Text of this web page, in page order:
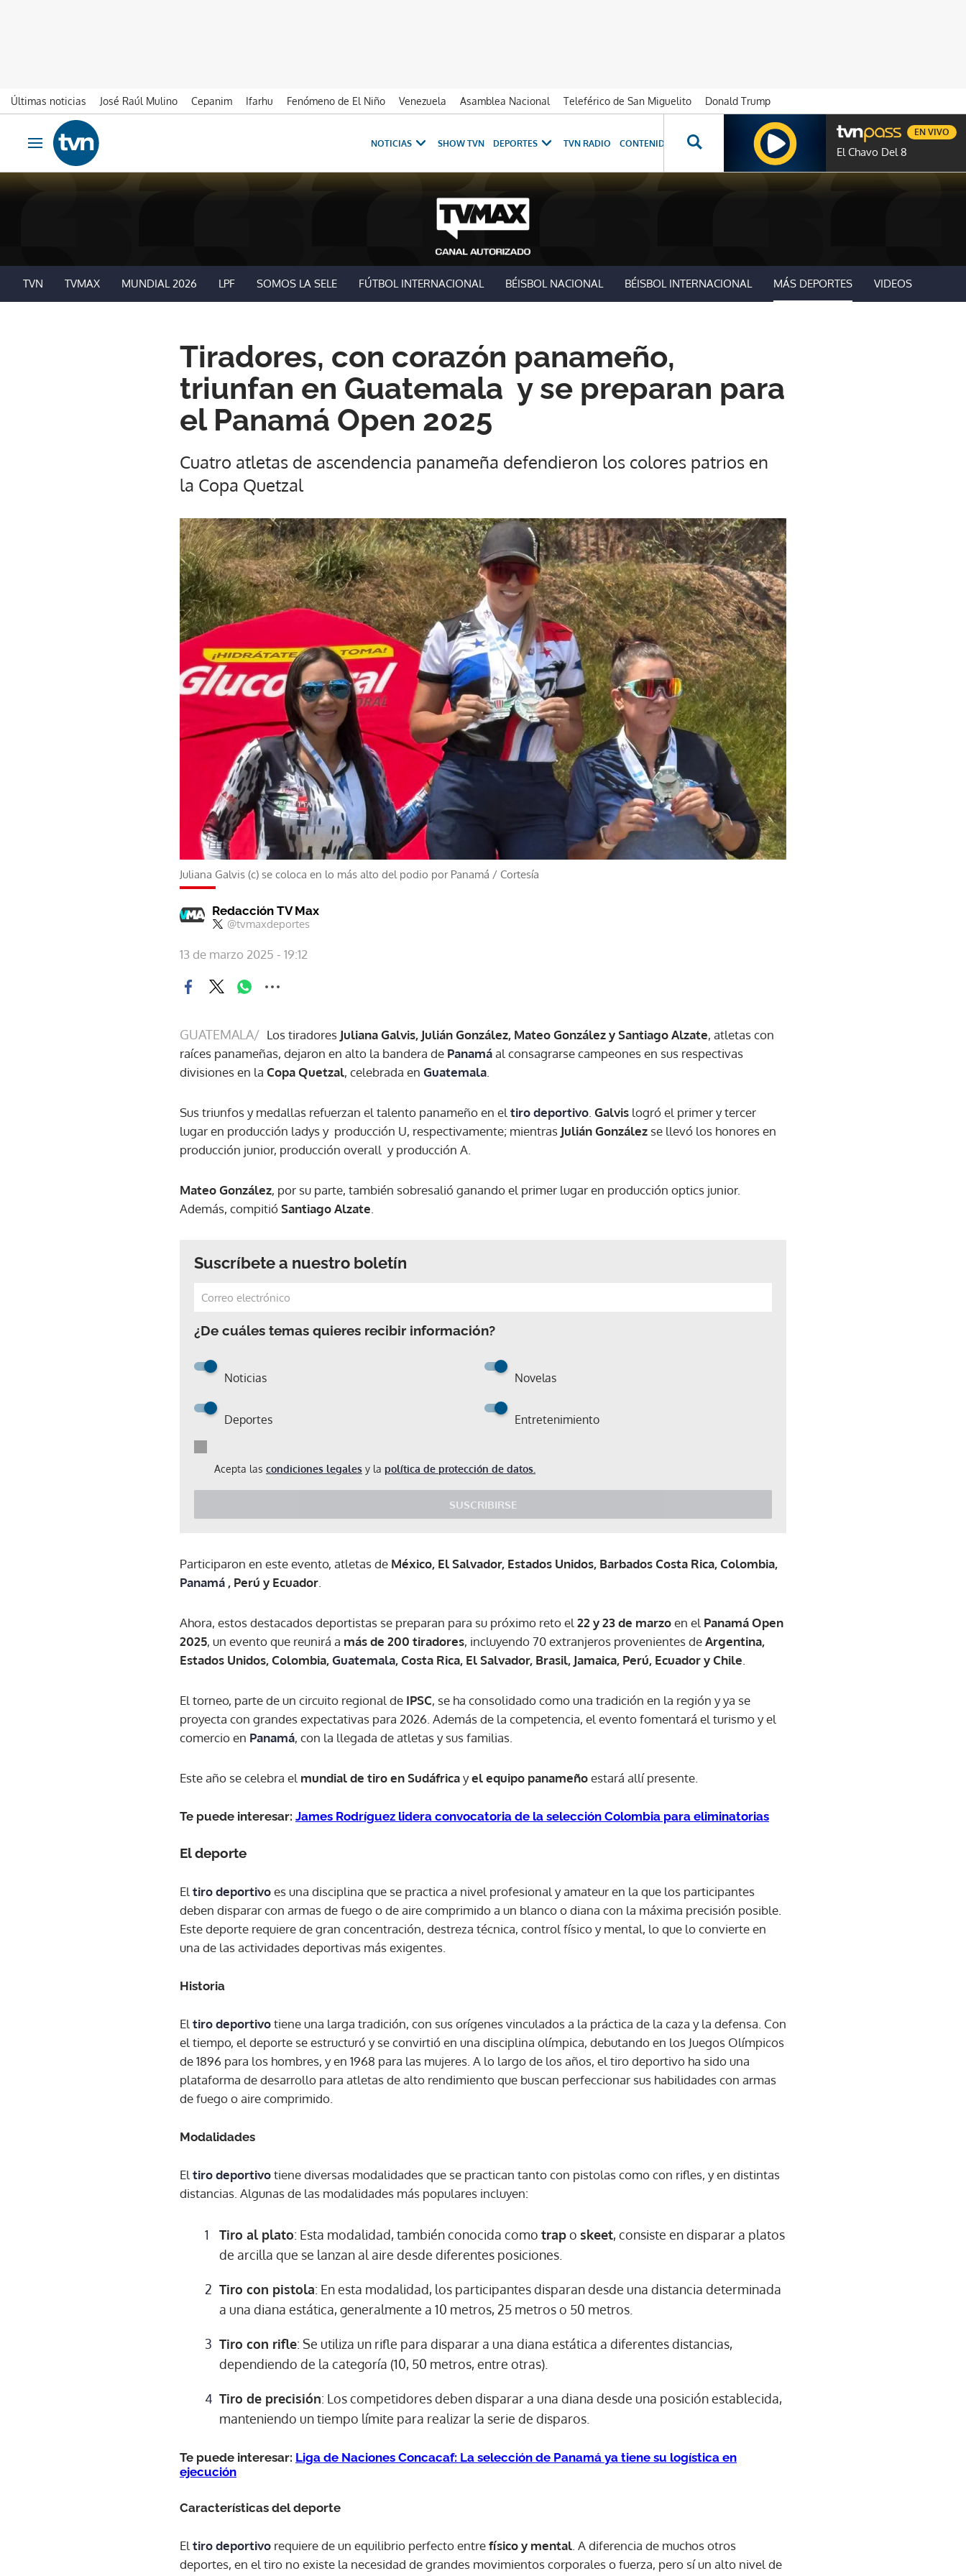
Últimas noticias José Raúl Mulino Cepanim Ifarhu Fenómeno de El Niño Venezuela Asamblea Nacional Teleférico de San Miguelito
Donald Trump
Ir al contenido
Obrir navegació
NOTICIAS SHOW TVN DEPORTES TVN RADIO CONTENIDOS ESPECIALES NOVELAS GENTE TVN
El Chavo Del 8
EN VIVO
TVN TVMAX MUNDIAL 2026 LPF SOMOS LA SELE FÚTBOL INTERNACIONAL BÉISBOL NACIONAL BÉISBOL INTERNACIONAL MÁS DEPORTES VIDEOS
Tiradores, con corazón panameño,
triunfan en Guatemala y se preparan para
el Panamá Open 2025
Cuatro atletas de ascendencia panameña defendieron los colores patrios en
la Copa Quetzal
Juliana Galvis (c) se coloca en lo más alto del podio por Panamá / Cortesía
Redacción TV Max
@tvmaxdeportes
13 de marzo 2025 - 19:12
GUATEMALA/ Los tiradores Juliana Galvis, Julián González, Mateo González y Santiago Alzate, atletas con
raíces panameñas, dejaron en alto la bandera de Panamáal consagrarse campeones en sus respectivas
divisiones en la Copa Quetzal, celebrada en Guatemala
Sus triunfos y medallas refuerzan el talento panameño en el tiro deportivo Galvis logró el primer y tercer
lugar en producción ladys y producción U, respectivamente; mientras Julián González se llevó los honores en
producción junior, producción overall y producción A.
Mateo González, por su parte, también sobresalió ganando el primer lugar en producción optics junior.
Además, compitióSantiago Alzate
Suscríbete a nuestro boletín
¿De cuáles temas quieres recibir información?
Noticias Novelas
Deportes Entretenimiento
Acepta las condiciones legales y la política de protección de datos.
SUSCRIBIRSE
Participaron en este evento, atletas de México, El Salvador, Estados Unidos, Barbados Costa Rica, Colombia,
Panamá , Perú y Ecuador
Ahora, estos destacados deportistas se preparan para su próximo reto el 22 y 23 de marzoen el Panamá Open
2025, un evento que reunirá a más de 200 tiradores, incluyendo 70 extranjeros provenientes deArgentina,
Estados Unidos, Colombia,Guatemala, Costa Rica, El Salvador, Brasil, Jamaica, Perú, Ecuador y Chile
El torneo, parte de un circuito regional de IPSC, se ha consolidado como una tradición en la región y ya se
proyecta con grandes expectativas para 2026. Además de la competencia, el evento fomentará el turismo y el
comercio en Panamá, con la llegada de atletas y sus familias.
Este año se celebra el mundial de tiro en Sudáfricayel equipo panameñoestará allí presente.
Te puede interesar: James Rodríguez lidera convocatoria de la selección Colombia para eliminatorias
El deporte
El tiro deportivoes una disciplina que se practica a nivel profesional y amateur en la que los participantes
deben disparar con armas de fuego o de aire comprimido a un blanco o diana con la máxima precisión posible.
Este deporte requiere de gran concentración, destreza técnica, control físico y mental, lo que lo convierte en
una de las actividades deportivas más exigentes.
Historia
El tiro deportivotiene una larga tradición, con sus orígenes vinculados a la práctica de la caza y la defensa. Con
el tiempo, el deporte se estructuró y se convirtió en una disciplina olímpica, debutando en los Juegos Olímpicos
de 1896 para los hombres, y en 1968 para las mujeres. A lo largo de los años, el tiro deportivo ha sido una
plataforma de desarrollo para atletas de alto rendimiento que buscan perfeccionar sus habilidades con armas
de fuego o aire comprimido.
Modalidades
El tiro deportivotiene diversas modalidades que se practican tanto con pistolas como con rifles, y en distintas
distancias. Algunas de las modalidades más populares incluyen:
Tiro al plato: Esta modalidad, también conocida como trapo skeet, consiste en disparar a platos
de arcilla que se lanzan al aire desde diferentes posiciones.
Tiro con pistola: En esta modalidad, los participantes disparan desde una distancia determinada
a una diana estática, generalmente a 10 metros, 25 metros o 50 metros.
Tiro con rifle: Se utiliza un rifle para disparar a una diana estática a diferentes distancias,
dependiendo de la categoría (10, 50 metros, entre otras).
Tiro de precisión: Los competidores deben disparar a una diana desde una posición establecida,
manteniendo un tiempo límite para realizar la serie de disparos.
Te puede interesar: Liga de Naciones Concacaf: La selección de Panamá ya tiene su logística en
ejecución
Características del deporte
El tiro deportivo requiere de un equilibrio perfecto entrefísico y mental . A diferencia de muchos otros
deportes, en el tiro no existe la necesidad de grandes movimientos corporales o fuerza, pero sí un alto nivel de